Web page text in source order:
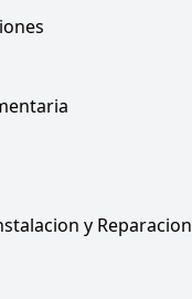
y Reparacion